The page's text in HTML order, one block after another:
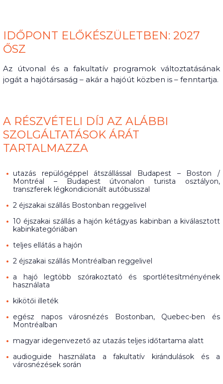
IDŐPONT ELŐKÉSZÜLETBEN: 2027
ŐSZ
Az útvonal és a fakultatív programok változtatásának
jogát a hajótársaság – akár a hajóút közben is – fenntartja.
A RÉSZVÉTELI DÍJ AZ ALÁBBI
SZOLGÁLTATÁSOK ÁRÁT
TARTALMAZZA
utazás repülőgéppel átszállással Budapest – Boston /
Montréal – Budapest útvonalon turista osztályon,
transzferek légkondicionált autóbusszal
2 éjszakai szállás Bostonban reggelivel
10 éjszakai szállás a hajón kétágyas kabinban a kiválasztott
kabinkategóriában
teljes ellátás a hajón
2 éjszakai szállás Montréalban reggelivel
a hajó legtöbb szórakoztató és sportlétesítményének
használata
kikötői illeték
egész napos városnézés Bostonban, Quebec-ben és
Montréalban
magyar idegenvezető az utazás teljes időtartama alatt
audioguide használata a fakultatív kirándulások és a
városnézések során